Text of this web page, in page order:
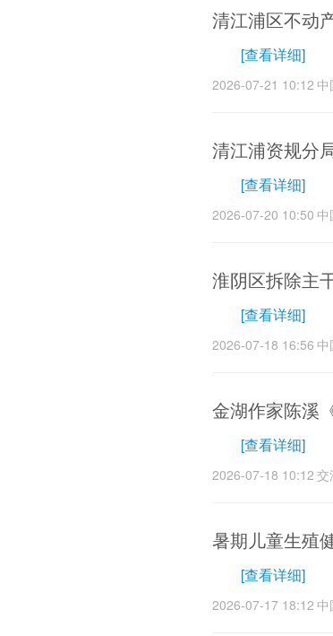
清江浦区不动
[查看详细]
2026-07-21 10:12 中
清江浦资规分
[查看详细]
2026-07-20 10:50 中
淮阴区拆除主
[查看详细]
2026-07-18 16:56 中
金湖作家陈溪
[查看详细]
2026-07-18 10:12 交
暑期儿童生殖
[查看详细]
2026-07-17 18:12 中